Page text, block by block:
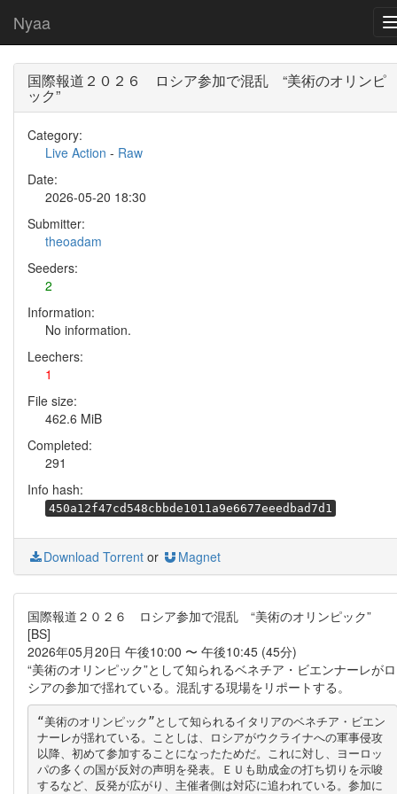
Nyaa
国際報道２０２６ ロシア参加で混乱 “美術のオリンピ
ック”
Category:
Live Action - Raw
Date:
2026-05-20 18:30
Submitter:
theoadam
Seeders:
2
Information:
No information.
Leechers:
1
File size:
462.6 MiB
Completed:
291
Info hash:
450a12f47cd548cbbde1011a9e6677eeedbad7d1
Download Torrent or Magnet
国際報道２０２６ ロシア参加で混乱 “美術のオリンピック”
[BS]
2026年05月20日 午後10:00 〜 午後10:45 (45分)
“美術のオリンピック”として知られるベネチア・ビエンナーレがロ
シアの参加で揺れている。混乱する現場をリポートする。
“美術のオリンピック”として知られるイタリアのベネチア・ビエン
ナーレが揺れている。ことしは、ロシアがウクライナへの軍事侵攻
以降、初めて参加することになったためだ。これに対し、ヨーロッ
パの多くの国が反対の声明を発表。ＥＵも助成金の打ち切りを示唆
するなど、反発が広がり、主催者側は対応に追われている。参加に